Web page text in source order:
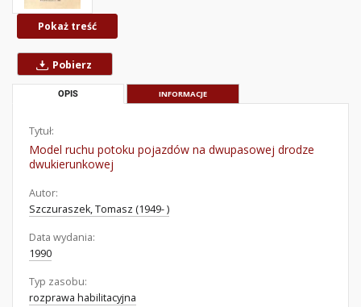
Pokaż treść
Pobierz
OPIS INFORMACJE
Tytuł:
Model ruchu potoku pojazdów na dwupasowej drodze
dwukierunkowej
Autor:
Szczuraszek, Tomasz (1949- )
Data wydania:
1990
Typ zasobu:
rozprawa habilitacyjna